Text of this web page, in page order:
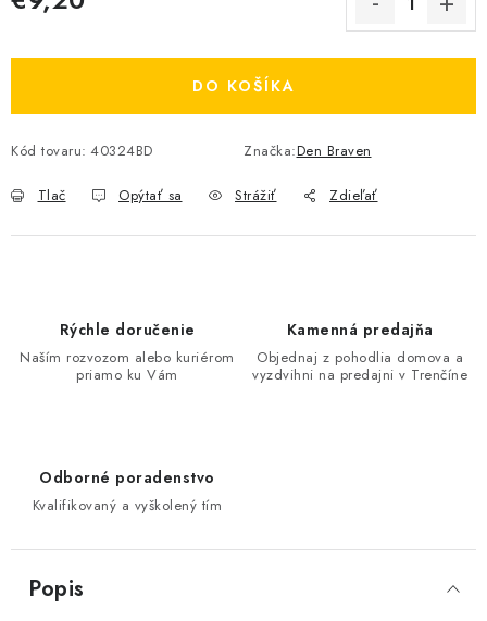
DO KOŠÍKA
Kód tovaru: 40324BD Značka:Den Braven
Tlač Opýtať sa Strážiť Zdieľať
Rýchle doručenie
Naším rozvozom alebo kuriérom
priamo ku Vám
Kamenná predajňa
Objednaj z pohodlia domova a
vyzdvihni na predajni v Trenčíne
Odborné poradenstvo
Kvalifikovaný a vyškolený tím
Popis